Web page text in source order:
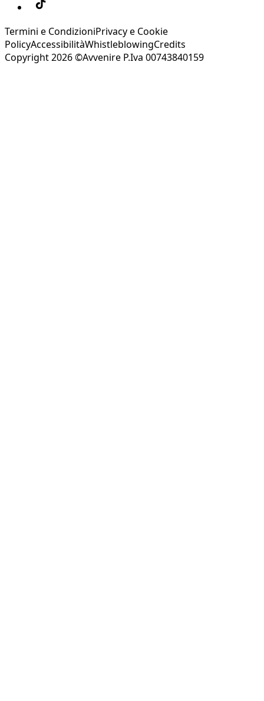
Termini e CondizioniPrivacy e Cookie
PolicyAccessibilitàWhistleblowingCredits
Copyright 2026 ©Avvenire P.Iva 00743840159